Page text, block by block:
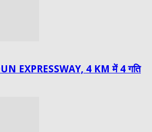
EXPRESSWAY, 4 KM में 4 गति